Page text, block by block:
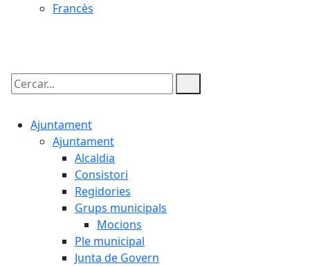
Francès
Cercar:
Ajuntament
Ajuntament
Alcaldia
Consistori
Regidories
Grups municipals
Mocions
Ple municipal
Junta de Govern